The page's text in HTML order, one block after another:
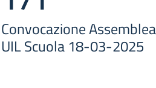
Convocazione
UIL Scuola 18-03-2025